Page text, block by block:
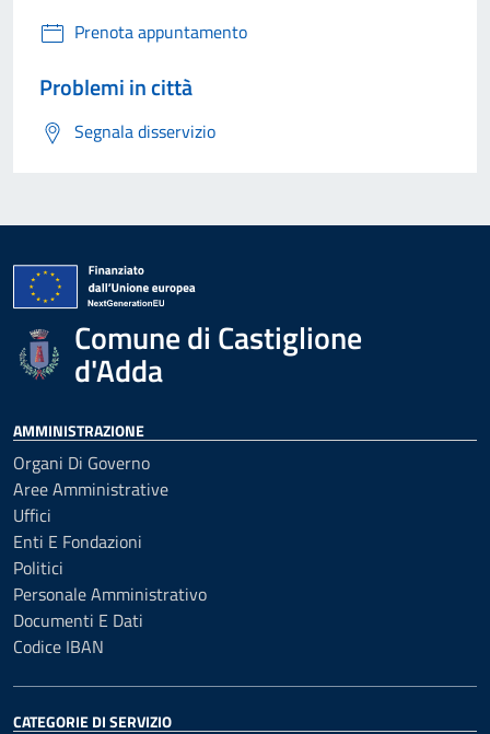
Prenota appuntamento
Problemi in città
Segnala disservizio
Comune di Castiglione
d'Adda
AMMINISTRAZIONE
Organi Di Governo
Aree Amministrative
Uffici
Enti E Fondazioni
Politici
Personale Amministrativo
Documenti E Dati
Codice IBAN
CATEGORIE DI SERVIZIO